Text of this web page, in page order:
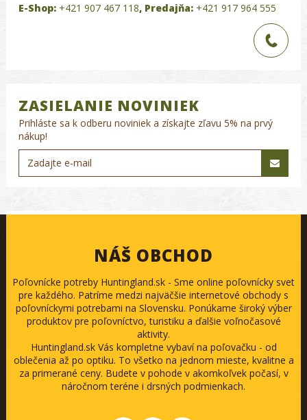
E-Shop: +421 907 467 118, Predajňa: +421 917 964 555
ZASIELANIE NOVINIEK
Prihláste sa k odberu noviniek a získajte zľavu 5% na prvý
nákup!
NÁŠ OBCHOD
Poľovnícke potreby Huntingland.sk - Sme online poľovnícky svet
pre každého. Patríme medzi najväčšie internetové obchody s
poľovníckymi potrebami na Slovensku. Ponúkame široký výber
produktov pre poľovníctvo, turistiku a ďalšie voľnočasové
aktivity.
Huntingland.sk Vás kompletne vybaví na poľovačku - od
oblečenia až po optiku. To všetko na jednom mieste, kvalitne a
za primerané ceny. Budete v pohode v akomkoľvek počasí, v
náročnom teréne i drsných podmienkach.